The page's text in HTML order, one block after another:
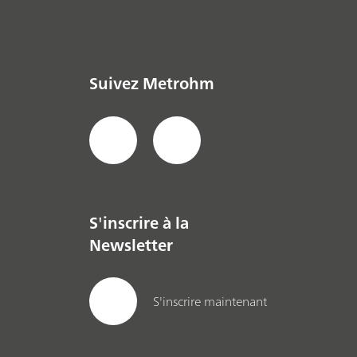
Suivez Metrohm
S'inscrire à la
Newsletter
S'inscrire maintenant